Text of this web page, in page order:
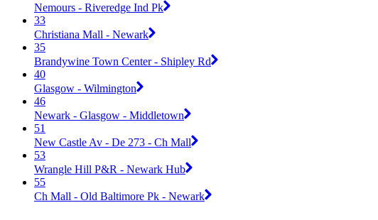
Nemours - Riveredge Ind Pk
33
Christiana Mall - Newark
35
Brandywine Town Center - Shipley Rd
40
Glasgow - Wilmington
46
Newark - Glasgow - Middletown
51
New Castle Av - De 273 - Ch Mall
53
Wrangle Hill P&R - Newark Hub
55
Ch Mall - Old Baltimore Pk - Newark